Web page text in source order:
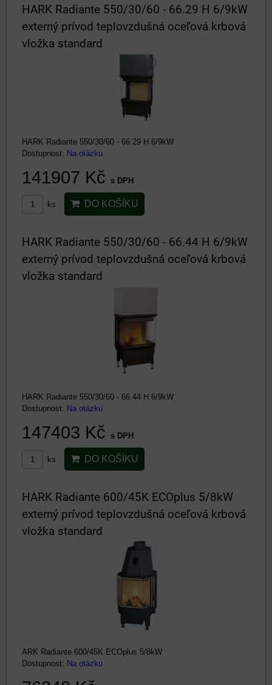
HARK Radiante 550/30/60 - 66.29 H 6/9kW
externý prívod teplovzdušná oceľová krbová
vložka standard
HARK Radiante 550/30/60 - 66.29 H 6/9kW
Dostupnost: Na otázku
141907 Kč s DPH
ks DO KOŠÍKU
HARK Radiante 550/30/60 - 66.44 H 6/9kW
externý prívod teplovzdušná oceľová krbová
vložka standard
HARK Radiante 550/30/60 - 66.44 H 6/9kW
Dostupnost: Na otázku
147403 Kč s DPH
ks DO KOŠÍKU
HARK Radiante 600/45K ECOplus 5/8kW
externý prívod teplovzdušná oceľová krbová
vložka standard
ARK Radiante 600/45K ECOplus 5/8kW
Dostupnost: Na otázku